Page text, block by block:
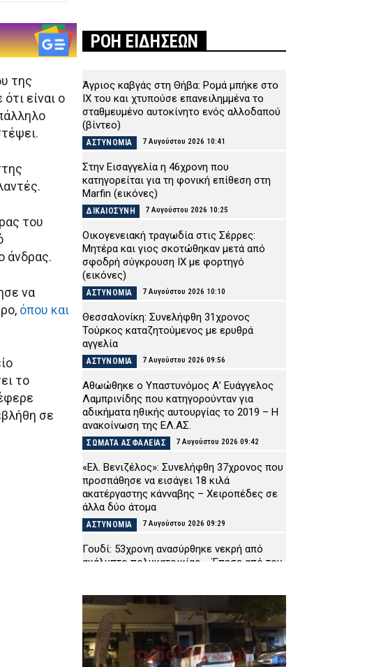
της
είναι ο
του
άνδρας.
να
όπου και
το
σε
ΡΟΗ ΕΙΔΗΣΕΩΝ
Άγριος καβγάς στη Θήβα: Ρομά μπήκε στο
ΙΧ του και χτυπούσε επανειλημμένα το
σταθμευμένο αυτοκίνητο ενός αλλοδαπού
(βίντεο)
ΑΣΤΥΝΟΜΙΑ 7 Αυγούστου 2026 10:41
Στην Εισαγγελία η 46χρονη που
κατηγορείται για τη φονική επίθεση στη
Marfin (εικόνες)
ΔΙΚΑΙΟΣΥΝΗ 7 Αυγούστου 2026 10:25
Οικογενειακή τραγωδία στις Σέρρες:
Μητέρα και γιος σκοτώθηκαν μετά από
σφοδρή σύγκρουση ΙΧ με φορτηγό
(εικόνες)
ΑΣΤΥΝΟΜΙΑ 7 Αυγούστου 2026 10:10
Θεσσαλονίκη: Συνελήφθη 31χρονος
Τούρκος καταζητούμενος με ερυθρά
αγγελία
ΑΣΤΥΝΟΜΙΑ 7 Αυγούστου 2026 09:56
Αθωώθηκε ο Υπαστυνόμος Α’ Ευάγγελος
Λαμπρινίδης που κατηγορούνταν για
αδικήματα ηθικής αυτουργίας το 2019 – Η
ανακοίνωση της ΕΛ.ΑΣ.
ΣΩΜΑΤΑ ΑΣΦΑΛΕΙΑΣ 7 Αυγούστου 2026 09:42
«Ελ. Βενιζέλος»: Συνελήφθη 37χρονος που
προσπάθησε να εισάγει 18 κιλά
ακατέργαστης κάνναβης – Χειροπέδες σε
άλλα δύο άτομα
ΑΣΤΥΝΟΜΙΑ 7 Αυγούστου 2026 09:29
Γουδί: 53χρονη ανασύρθηκε νεκρή από
ακάλυπτο πολυκατοικίας – Έπεσε από τον
Τροχαίο-σοκ στις Σέρρες: ΙΧ
συγκρούστηκε με φορτηγό – Σκοτώθηκαν
δύο άτομα
ΕΙΔΗΣΕΙΣ 7 Αυγούστου 2026 09:03